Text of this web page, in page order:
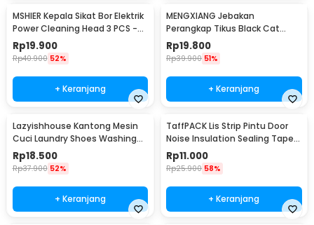
MSHIER Kepala Sikat Bor Elektrik
Power Cleaning Head 3 PCS -
DB003
Rp19.900
Rp40.900 52%
+ Keranjang
MENGXIANG Jebakan
Perangkap Tikus Black Cat
Mousetrap 2 PCS - JB56
Rp19.800
Rp39.900 51%
+ Keranjang
Lazyishhouse Kantong Mesin
Cuci Laundry Shoes Washing
Mesh Bag - 62319
Rp18.500
Rp37.900 52%
+ Keranjang
TaffPACK Lis Strip Pintu Door
Noise Insulation Sealing Tape
5Mx3cm - B35
Rp11.000
Rp25.900 58%
+ Keranjang